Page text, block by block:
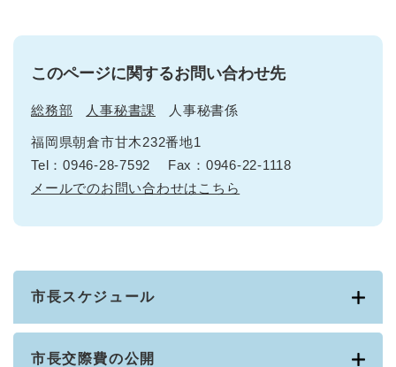
このページに関するお問い合わせ先
総務部 人事秘書課 人事秘書係
福岡県朝倉市甘木232番地1
Tel：0946-28-7592
Fax：0946-22-1118
メールでのお問い合わせはこちら
市長スケジュール
市長交際費の公開